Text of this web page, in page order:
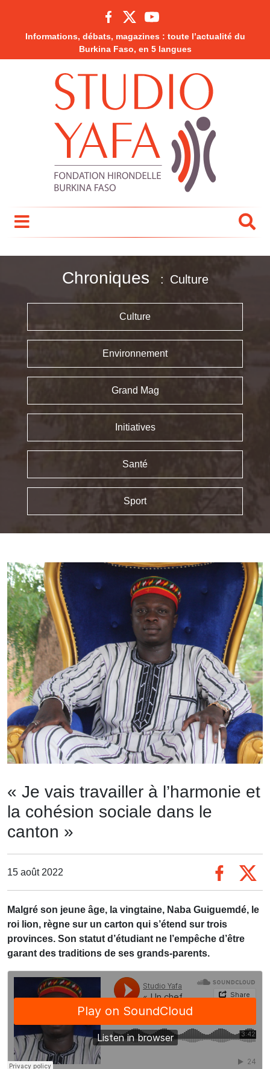
Informations, débats, magazines : toute l’actualité du
Burkina Faso, en 5 langues
Chroniques Culture
Culture
Environnement
Grand Mag
Initiatives
Santé
Sport
« Je vais travailler à l’harmonie et
la cohésion sociale dans le
canton »
15 août 2022
Malgré son jeune âge, la vingtaine, Naba Guiguemdé, le
roi lion, règne sur un carton qui s’étend sur trois
provinces. Son statut d’étudiant ne l’empêche d’être
garant des traditions de ses grands-parents.